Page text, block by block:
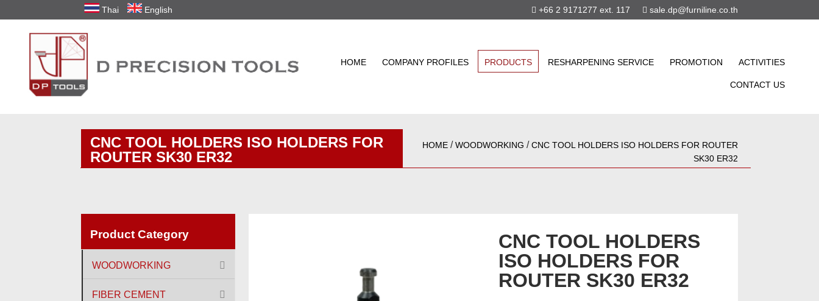
Thai English +66 2 9171277 ext. 117 sale.dp@furniline.co.th
HOME COMPANY PROFILES PRODUCTS RESHARPENING SERVICE PROMOTION ACTIVITIES
CONTACT US
CNC TOOL HOLDERS ISO HOLDERS FOR
ROUTER SK30 ER32
HOME/WOODWORKING /CNC TOOL HOLDERS ISO HOLDERS FOR ROUTER
SK30 ER32
Product Category
WOODWORKING
FIBER CEMENT
CNC TOOL HOLDERS
ISO HOLDERS FOR
ROUTER SK30 ER32